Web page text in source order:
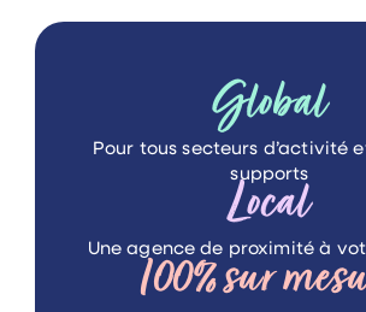
Global
Pour tous secteurs d’activité
supports
Local
Une agence de proximitéà
100%sur